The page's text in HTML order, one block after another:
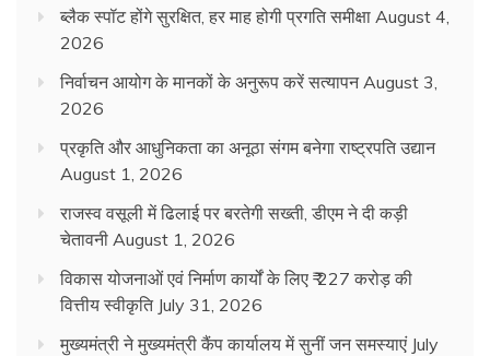
ब्लैक स्पॉट होंगे सुरक्षित, हर माह होगी प्रगति समीक्षा August 4,
2026
निर्वाचन आयोग के मानकों के अनुरूप करें सत्यापन August 3,
2026
प्रकृति और आधुनिकता का अनूठा संगम बनेगा राष्ट्रपति उद्यान
August 1, 2026
राजस्व वसूली में ढिलाई पर बरतेगी सख्ती, डीएम ने दी कड़ी
चेतावनी August 1, 2026
विकास योजनाओं एवं निर्माण कार्यों के लिए ₹ 227 करोड़ की
वित्तीय स्वीकृति July 31, 2026
मुख्यमंत्री ने मुख्यमंत्री कैंप कार्यालय में सुनीं जन समस्याएं July